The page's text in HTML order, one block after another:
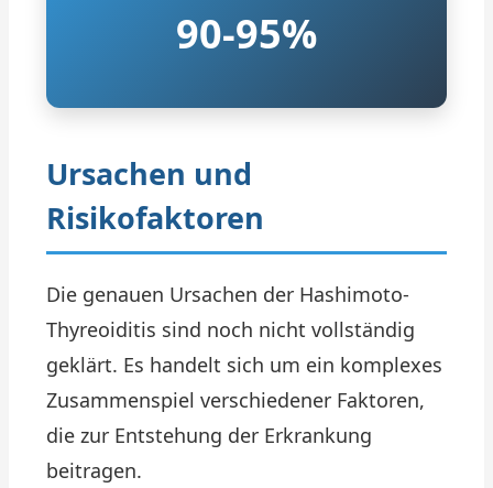
90-95%
Ursachen und
Risikofaktoren
Die genauen Ursachen der Hashimoto-
Thyreoiditis sind noch nicht vollständig
geklärt. Es handelt sich um ein komplexes
Zusammenspiel verschiedener Faktoren,
die zur Entstehung der Erkrankung
beitragen.